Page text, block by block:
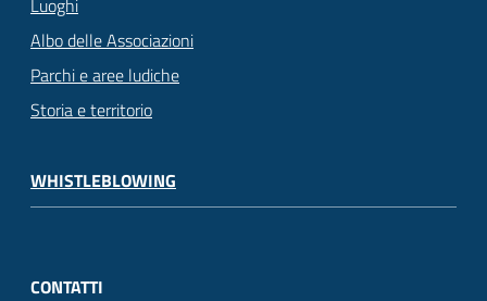
Luoghi
Albo delle Associazioni
Parchi e aree ludiche
Storia e territorio
WHISTLEBLOWING
CONTATTI